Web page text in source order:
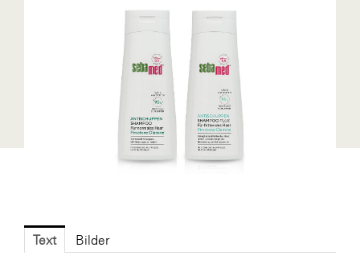
Controller Institut
Designer Outlets Parndorf und Salzburg
DOMOFERM
EY
FG UBIT Salzburg
Text Bilder